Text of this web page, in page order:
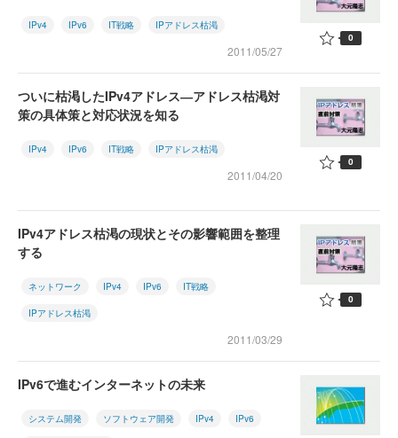
IPv4 IPv6 IT戦略 IPアドレス枯渇
2011/05/27
0
ついに枯渇したIPv4アドレス―アドレス枯渇対
策の具体策と対応状況を知る
IPv4 IPv6 IT戦略 IPアドレス枯渇
2011/04/20
0
IPv4アドレス枯渇の現状とその影響範囲を整理
する
ネットワーク IPv4 IPv6 IT戦略
IPアドレス枯渇
2011/03/29
0
IPv6で進むインターネットの未来
システム開発 ソフトウェア開発 IPv4 IPv6